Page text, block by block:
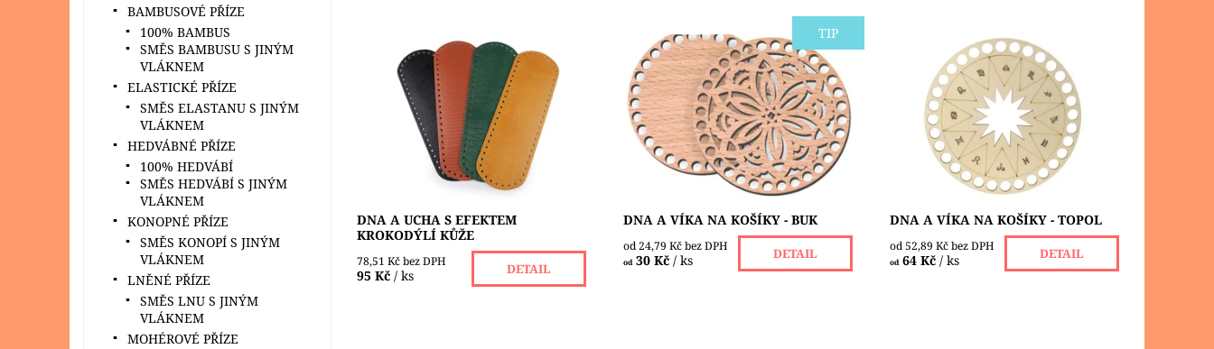
Dno z eko kůže je vhodné na výrobu
kabelek a tašek z přízí, macrame,
šňůr nebo špagátů. Má v sobě malé
otvory ( Ø 4 mm ) pro snadnější
Dostupnost:
Skladem 2 ks
DNA A UCHA S EFEKTEM
KROKODÝLÍ KŮŽE
78,51 Kč bez DPH
95 Kč / ks DETAIL
TIP
Dna a víka na háčkované výrobky, s
láskou vyráběná v chráněné dílně.
Vyřezané jsou laserem z bukové
překližky ( tloušťka materiálu je 3
mm ),...
Dostupnost:
Skladem 2 ks
Značka:
BOGI
DNA A VÍKA NA KOŠÍKY - BUK
od 24,79 Kč bez DPH
od30 Kč / ks DETAIL
Dna a víka na košíky vyrobené z
lehoučké 4 mm topolové překližky.
Pro první řadu doporučujeme použití
háčku 5-6, následující řady pak již
Dostupnost:
Skladem 1 ks
DNA A VÍKA NA KOŠÍKY - TOPOL
od 52,89 Kč bez DPH
od64 Kč / ks DETAIL
BAMBUSOVÉ PŘÍZE
100% BAMBUS
SMĚS BAMBUSU S JINÝM
VLÁKNEM
ELASTICKÉ PŘÍZE
SMĚS ELASTANU S JINÝM
VLÁKNEM
HEDVÁBNÉ PŘÍZE
100% HEDVÁBÍ
SMĚS HEDVÁBÍ S JINÝM
VLÁKNEM
KONOPNÉ PŘÍZE
SMĚS KONOPÍ S JINÝM
VLÁKNEM
LNĚNÉ PŘÍZE
SMĚS LNU S JINÝM
VLÁKNEM
MOHÉROVÉ PŘÍZE